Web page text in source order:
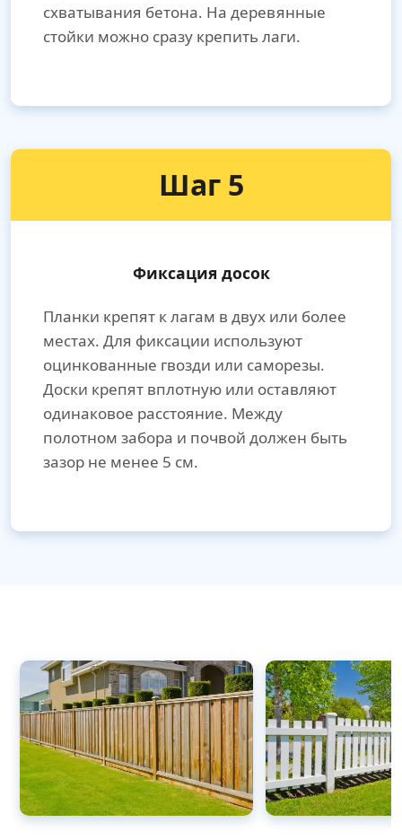
схватывания бетона. На деревянные
стойки можно сразу крепить лаги.
Шаг 5
Фиксация досок
Планки крепят к лагам в двух или более
местах. Для фиксации используют
оцинкованные гвозди или саморезы.
Доски крепят вплотную или оставляют
одинаковое расстояние. Между
полотном забора и почвой должен быть
зазор не менее 5 см.